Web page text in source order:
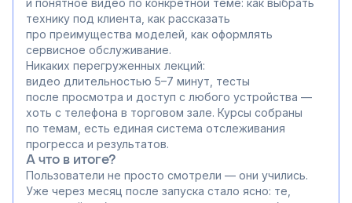
технику под клиента, как рассказать
про преимущества моделей, как оформлять
сервисное обслуживание.
Никаких перегруженных лекций:
видео длительностью 5–7 минут, тесты
после просмотра и доступ с любого устройства —
хоть с телефона в торговом зале. Курсы собраны
по темам, есть единая система отслеживания
прогресса и результатов.
А что в итоге?
Пользователи не просто смотрели — они учились.
Уже через месяц после запуска стало ясно: те,